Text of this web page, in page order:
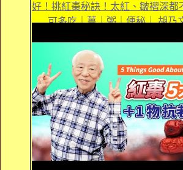
好！挑紅棗秘訣！太紅、皺褶深都
可多吃｜薑｜粥｜便秘｜ 胡乃